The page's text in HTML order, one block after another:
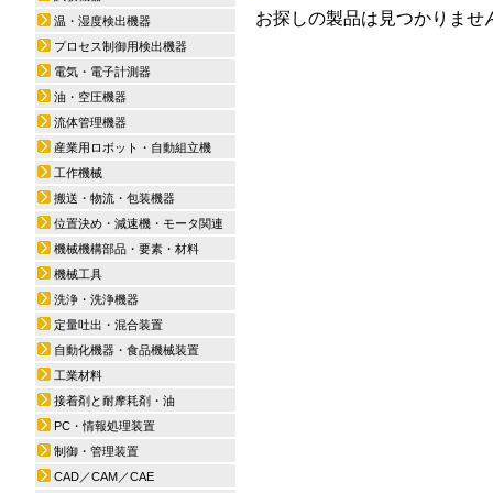
お探しの製品は見つかりませ
温・湿度検出機器
プロセス制御用検出機器
電気・電子計測器
油・空圧機器
流体管理機器
産業用ロボット・自動組立機
工作機械
搬送・物流・包装機器
位置決め・減速機・モータ関連
機械機構部品・要素・材料
機械工具
洗浄・洗浄機器
定量吐出・混合装置
自動化機器・食品機械装置
工業材料
接着剤と耐摩耗剤・油
PC・情報処理装置
制御・管理装置
CAD／CAM／CAE